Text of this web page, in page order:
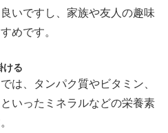
いですし、家族や友人の趣味
めです。
ける
は、タンパク質やビタミン、
いったミネラルなどの栄養素